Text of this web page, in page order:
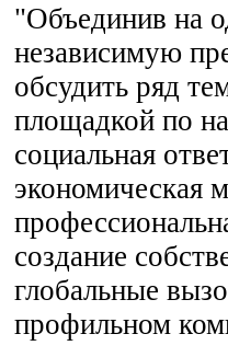
"Объединив на
независимую
обсудить ряд
площадкой по
социальная
экономическая
создание
глобальные
профильном